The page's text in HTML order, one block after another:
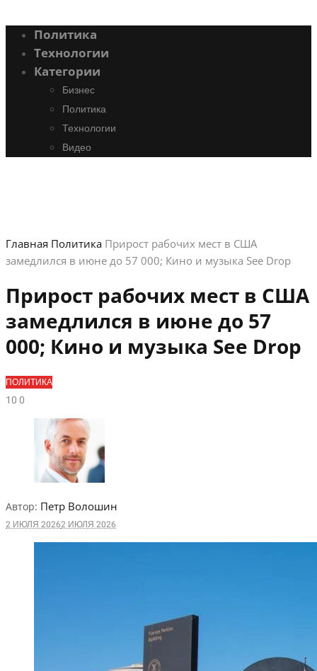
Политика
Технологии
Категории
Бизнес
Политика
Технологии
Видео
Главная Политика Прирост рабочих мест в США
замедлился в июне до 57 000; Кино и музыка See Drop
Прирост рабочих мест в США
замедлился в июне до 57
000; Кино и музыка See Drop
ПОЛИТИКА
100
Автор: Петр Волошин
2 ИЮЛЯ 20262 ИЮЛЯ 2026